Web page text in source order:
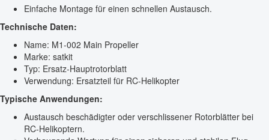
Einfache Montage für einen schnellen Austausch.
Technische Daten:
Name: M1-002 Main Propeller
Marke: satkit
Typ: Ersatz-Hauptrotorblatt
Verwendung: Ersatzteil für RC-Helikopter
Typische Anwendungen:
Austausch beschädigter oder verschlissener Rotorblätter bei
RC-Helikoptern.